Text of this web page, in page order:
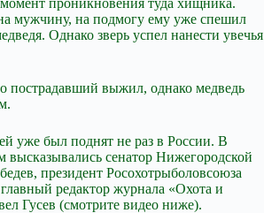
мужчину, на подмогу ему уже спешил
Однако зверь успел нанести увечья
пострадавший выжил, однако медведь
уже был поднят не раз в России. В
высказывались сенатор Нижегородской
президент Росохотрыболовсоюза
редактор журнала «Охота и
Гусев (смотрите видео ниже).